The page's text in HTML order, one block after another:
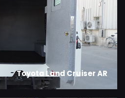
Toyota Land Cruiser AR